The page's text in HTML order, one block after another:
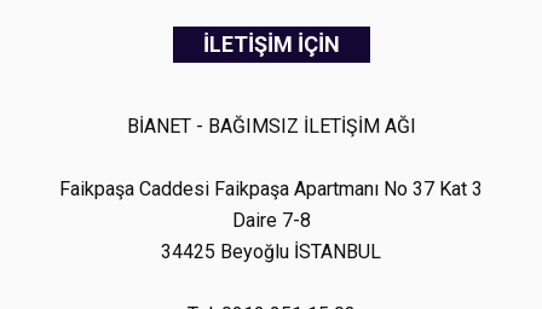
İLETİŞİM İÇİN
BİANET - BAĞIMSIZ İLETİŞİM AĞI
Faikpaşa Caddesi Faikpaşa Apartmanı No 37 Kat 3
Daire 7-8
34425 Beyoğlu İSTANBUL